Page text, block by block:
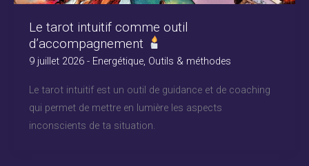
Le tarot intuitif comme outil
d’accompagnement
9 juillet 2026 - Energétique, Outils & méthodes
Le tarot intuitif est un outil de guidance et de coaching
qui permet de mettre en lumière les aspects
inconscients de ta situation.